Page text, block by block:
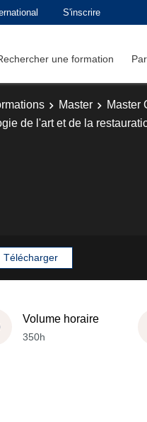
S'inscrire
une formation
Master
Master
de l'art et de la
Télécharger
Volume horaire
350h